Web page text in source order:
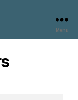
Menu